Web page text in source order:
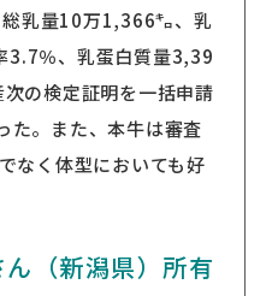
乳量10万1,366㌔、乳
3.7％、乳蛋白質量3,39
の検定証明を一括申請
た。また、本牛は審査
なく体型においても好
（新潟県）所有